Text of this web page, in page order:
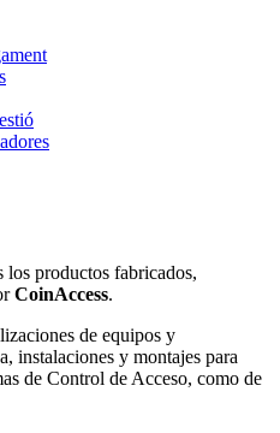
productos fabricados,
CoinAccess.
de equipos y
instalaciones y montajes para
de Control de Acceso, como de